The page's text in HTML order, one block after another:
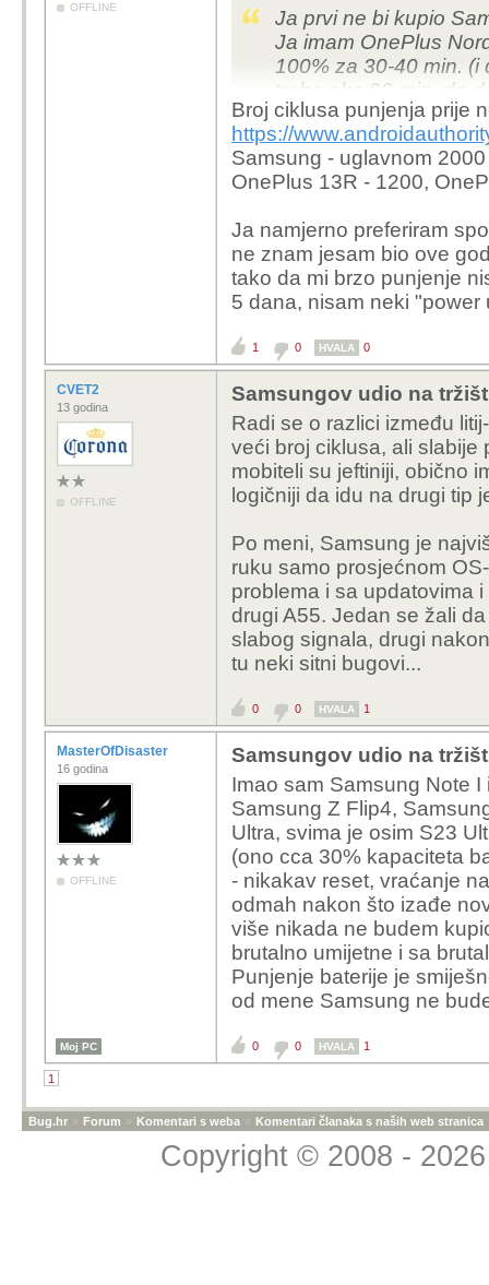
OFFLINE
Ja prvi ne bi kupio
Ja imam OnePlus
100% za 30-40 min.
treba oko 90 min. da
orginalni punjač
Neću ni komentirati
Po meni se Samsung
stvarima (izostanak
Broj ciklusa punjenja prije
https://
Samsung - uglavnom
OnePlus 13R - 1200,
Ja namjerno preferiram
ne znam jesam bio ove
tako da mi brzo punjenje
5 dana, nisam neki "power
1 0 HVALA 0
CVET2
13 godina
OFFLINE
Samsungov udio na
Radi se o razlici između
veći broj ciklusa, ali slabije
mobiteli su jeftiniji, obično
logičniji da idu na drugi tip
Po meni, Samsung je
ruku samo prosjećnom
problema i sa updatovima
drugi A55. Jedan se žali
slabog signala, drugi
tu neki sitni bugovi...
0 0 HVALA 1
MasterOfDisaster
16 godina
OFFLINE
Samsungov udio na
Imao sam Samsung Note
Samsung Z Flip4,
Ultra, svima je osim S23
(ono cca 30% kapaciteta
- nikakav reset, vraćanje
odmah nakon što izađe
više nikada ne budem
brutalno umijetne i sa
Punjenje baterije je
od mene Samsung ne
Moj PC 0 0 HVALA 1
1
Bug.hr » Forum » Komentari s weba » Komentari članaka s naših web stranica
Copyright © 2008 -